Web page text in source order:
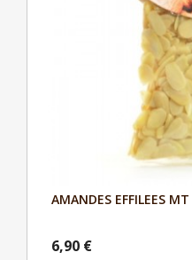

AMANDES EFFILEES
6,90 €